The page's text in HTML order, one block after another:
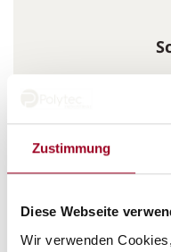
Zustimmung
Diese Webseite
Wir verwenden